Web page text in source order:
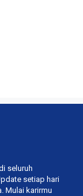
seluruh
setiap hari
Mulai karirmu